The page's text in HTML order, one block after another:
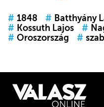
# 1848 # Batthyány
# Kossuth Lajos #
# Oroszország #